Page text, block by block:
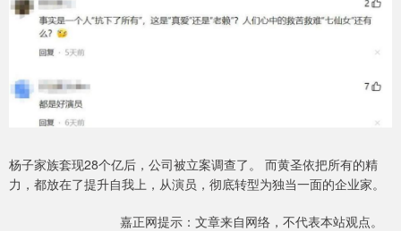
杨子家族套现28个亿后，公司被立案调查了。 而黄圣依把所有的精
力，都放在了提升自我上，从演员，彻底转型为独当一面的企业家。
嘉正网提示：文章来自网络，不代表本站观点。